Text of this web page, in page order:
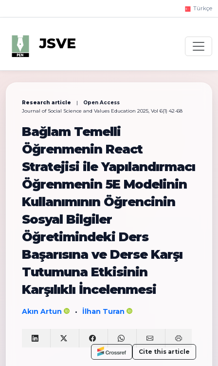
Türkçe
JSVE
Research article |
Open Access
Journal of Social Science and Values Education 2025, Vol 6(1) 42-68
Bağlam Temelli
Öğrenmenin React
Stratejisi ile Yapılandırmacı
Öğrenmenin 5E Modelinin
Kullanımının Öğrencinin
Sosyal Bilgiler
Öğretimindeki Ders
Başarısına ve Derse Karşı
Tutumuna Etkisinin
Karşılıklı İncelenmesi
Akın Artun • İlhan Turan
Cite this article